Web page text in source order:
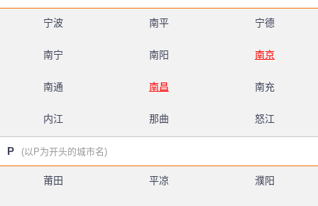
宁波 南平 宁德
南宁 南阳 南京
南通 南昌 南充
内江 那曲 怒江
P (以P为开头的城市名)
莆田 平凉 濮阳